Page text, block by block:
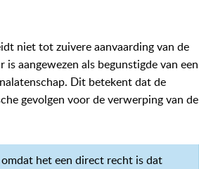
niet tot zuivere aanvaarding van de
aangewezen als begunstigde van een
Dit betekent dat de
gevolgen voor de verwerping van de
het een direct recht is dat